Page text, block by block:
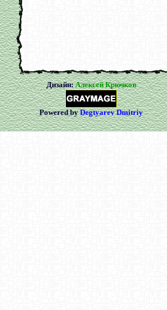
Дизайн:Алексей Крючков
Powered byDegtyarev Dmitriy